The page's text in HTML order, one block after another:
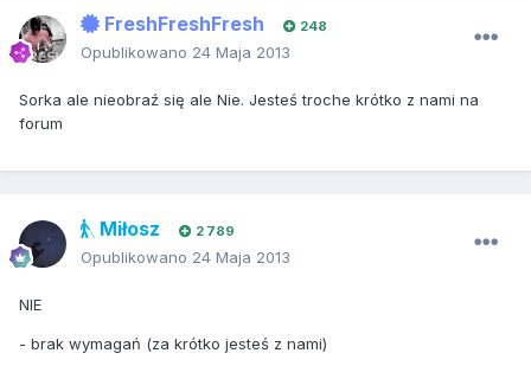
FreshFreshFresh 248
Opublikowano 24 Maja 2013
Sorka ale nieobraź się ale Nie. Jesteś troche krótko z nami na
forum
Miłosz 2 789
Opublikowano 24 Maja 2013
NIE
- brak wymagań (za krótko jesteś z nami)